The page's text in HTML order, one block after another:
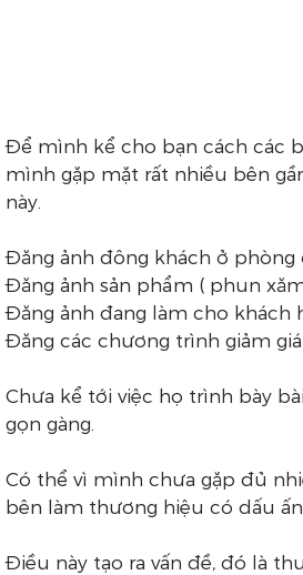
Để mình kể cho bạn cách các
mình gặp mặt rất nhiều bên
này.
Đăng ảnh đông khách ở phòng
Đăng ảnh sản phẩm ( phun
Đăng ảnh đang làm cho khách
Đăng các chương trình giảm
Chưa kể tới việc họ trình bày
gọn gàng.
Có thể vì mình chưa gặp đủ
bên làm thương hiệu có dấu
Điều này tạo ra vấn đề, đó là